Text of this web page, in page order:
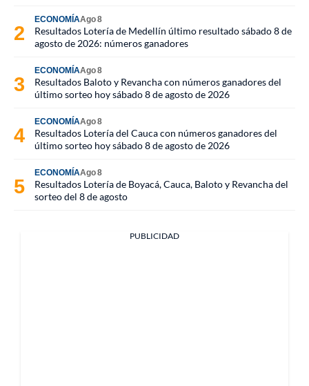
ECONOMÍAAgo 8
Resultados Lotería de Medellín último resultado sábado 8 de
agosto de 2026: números ganadores
ECONOMÍAAgo 8
Resultados Baloto y Revancha con números ganadores del
último sorteo hoy sábado 8 de agosto de 2026
ECONOMÍAAgo 8
Resultados Lotería del Cauca con números ganadores del
último sorteo hoy sábado 8 de agosto de 2026
ECONOMÍAAgo 8
Resultados Lotería de Boyacá, Cauca, Baloto y Revancha del
sorteo del 8 de agosto
PUBLICIDAD